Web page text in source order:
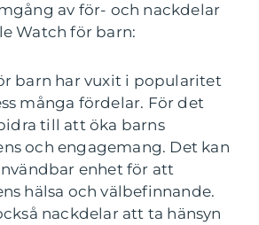
av för- och nackdelar
Watch för barn:
barn har vuxit i popularitet
många fördelar. För det
till att öka barns
och engagemang. Det kan
enhet för att
hälsa och välbefinnande.
nackdelar att ta hänsyn